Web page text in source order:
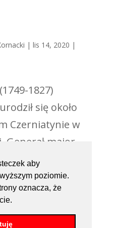
aby
poziomie.
oznacza, że
| lis 14, 2020 |
1827)
się około
Czerniatynie w
Generał major
w
i Domicelli